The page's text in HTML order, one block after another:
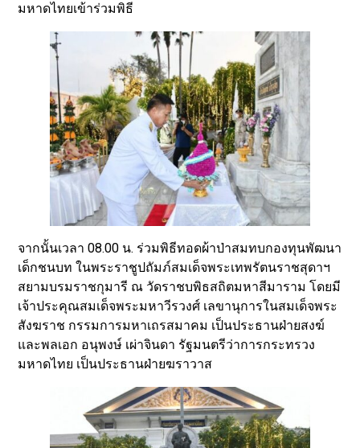
มหาดไทยเข้าร่วมพิธี
จากนั้นเวลา 08.00 น. ร่วมพิธีทอดผ้าป่าสมทบกองทุนพัฒนา
เด็กชนบท ในพระราชูปถัมภ์สมเด็จพระเทพรัตนราชสุดาฯ
สยามบรมราชกุมารี ณ วัดราชบพิธสถิตมหาสีมาราม โดยมี
เจ้าประคุณสมเด็จพระมหาวีรวงศ์ เลขานุการในสมเด็จพระ
สังฆราช กรรมการมหาเถรสมาคม เป็นประธานฝ่ายสงฆ์
และพลเอก อนุพงษ์ เผ่าจินดา รัฐมนตรีว่าการกระทรวง
มหาดไทย เป็นประธานฝ่ายฆราวาส